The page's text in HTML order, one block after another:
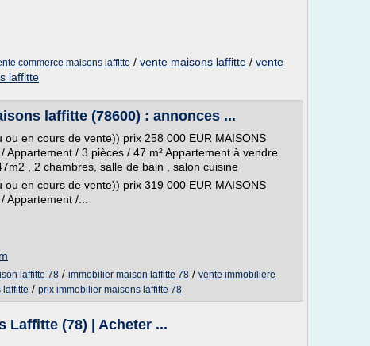
commerce maisons laffitte / vente maisons laffitte / vente
laffitte
laffitte (78600) : annonces ...
en cours de vente)) prix 258 000 EUR MAISONS
Appartement / 3 pièces / 47 m² Appartement à vendre
, 2 chambres, salle de bain , salon cuisine
en cours de vente)) prix 319 000 EUR MAISONS
/...
laffitte 78 / immobilier maison laffitte 78 / vente immobiliere
laffitte / prix immobilier maisons laffitte 78
Laffitte (78) | Acheter ...